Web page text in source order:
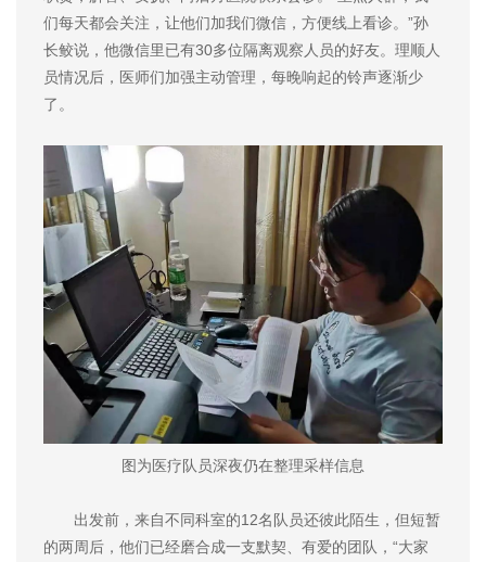
们每天都会关注，让他们加我们微信，方便线上看诊。”孙
长鲛说，他微信里已有30多位隔离观察人员的好友。理顺人
员情况后，医师们加强主动管理，每晚响起的铃声逐渐少
了。
图为医疗队员深夜仍在整理采样信息
出发前，来自不同科室的12名队员还彼此陌生，但短暂
的两周后，他们已经磨合成一支默契、有爱的团队，“大家